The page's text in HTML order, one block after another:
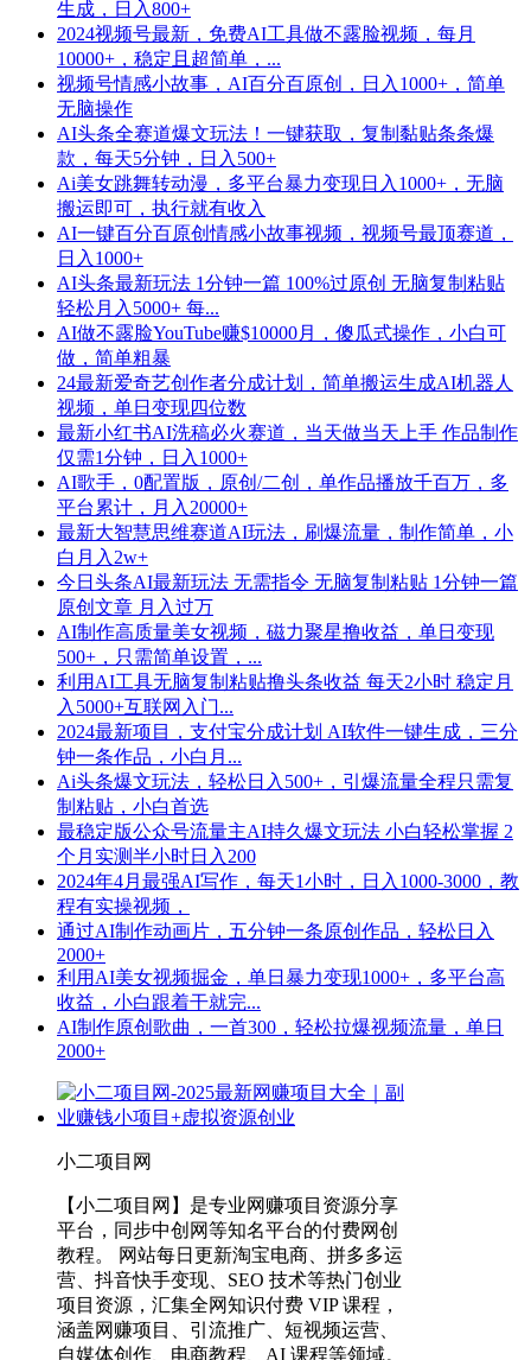
生成，日入800+
2024视频号最新，免费AI工具做不露脸视频，每月
10000+，稳定且超简单，...
视频号情感小故事，AI百分百原创，日入1000+，简单
无脑操作
AI头条全赛道爆文玩法！一键获取，复制黏贴条条爆
款，每天5分钟，日入500+
Ai美女跳舞转动漫，多平台暴力变现日入1000+，无脑
搬运即可，执行就有收入
AI一键百分百原创情感小故事视频，视频号最顶赛道，
日入1000+
AI头条最新玩法 1分钟一篇 100%过原创 无脑复制粘贴
轻松月入5000+ 每...
AI做不露脸YouTube赚$10000月，傻瓜式操作，小白可
做，简单粗暴
24最新爱奇艺创作者分成计划，简单搬运生成AI机器人
视频，单日变现四位数
最新小红书AI洗稿必火赛道，当天做当天上手 作品制作
仅需1分钟，日入1000+
AI歌手，0配置版，原创/二创，单作品播放千百万，多
平台累计，月入20000+
最新大智慧思维赛道AI玩法，刷爆流量，制作简单，小
白月入2w+
今日头条AI最新玩法 无需指令 无脑复制粘贴 1分钟一篇
原创文章 月入过万
AI制作高质量美女视频，磁力聚星撸收益，单日变现
500+，只需简单设置，...
利用AI工具无脑复制粘贴撸头条收益 每天2小时 稳定月
入5000+互联网入门...
2024最新项目，支付宝分成计划 AI软件一键生成，三分
钟一条作品，小白月...
Ai头条爆文玩法，轻松日入500+，引爆流量全程只需复
制粘贴，小白首选
最稳定版公众号流量主AI持久爆文玩法 小白轻松掌握 2
个月实测半小时日入200
2024年4月最强AI写作，每天1小时，日入1000-3000，教
程有实操视频，
通过AI制作动画片，五分钟一条原创作品，轻松日入
2000+
利用AI美女视频掘金，单日暴力变现1000+，多平台高
收益，小白跟着干就完...
AI制作原创歌曲，一首300，轻松拉爆视频流量，单日
2000+
小二项目网
【小二项目网】是专业网赚项目资源分享
平台，同步中创网等知名平台的付费网创
教程。 网站每日更新淘宝电商、拼多多运
营、抖音快手变现、SEO 技术等热门创业
项目资源，汇集全网知识付费 VIP 课程，
涵盖网赚项目、引流推广、短视频运营、
自媒体创作、电商教程、AI 课程等领域。